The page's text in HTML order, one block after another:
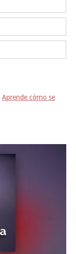
Aprende cómo se